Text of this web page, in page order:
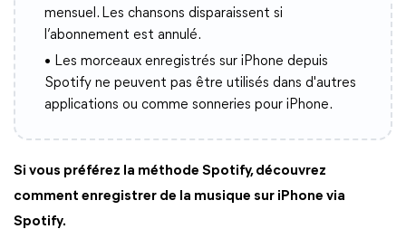
mensuel. Les chansons disparaissent si
l’abonnement est annulé.
• Les morceaux enregistrés sur iPhone depuis
Spotify ne peuvent pas être utilisés dans d'autres
applications ou comme sonneries pour iPhone.
Si vous préférez la méthode Spotify, découvrez
comment enregistrer de la musique sur iPhone via
Spotify.